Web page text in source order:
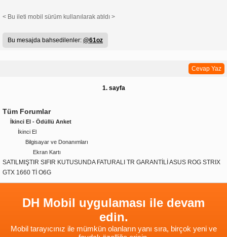
< Bu ileti mobil sürüm kullanılarak atıldı >
Bu mesajda bahsedilenler: @61oz
Cevap Yaz
1. sayfa
Tüm Forumlar
İkinci El - Ödüllü Anket
İkinci El
Bilgisayar ve Donanımları
Ekran Kartı
SATILMIŞTIR SIFIR KUTUSUNDA FATURALI TR GARANTİLİ ASUS ROG STRIX
GTX 1660 Tİ O6G
DH Mobil uygulaması ile devam
edin.
Mobil tarayıcınız ile mümkün olanların yanı sıra, birçok yeni ve